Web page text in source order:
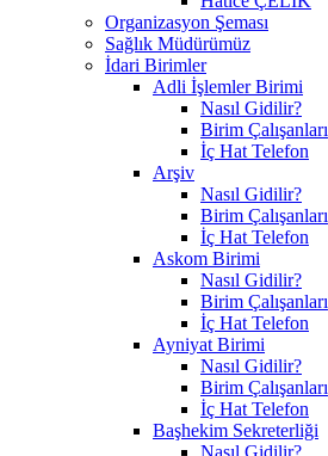
Organizasyon Şeması
Sağlık Müdürümüz
İdari Birimler
Adli İşlemler Birimi
Nasıl Gidilir?
Birim Çalışanları
İç Hat Telefon
Arşiv
Nasıl Gidilir?
Birim Çalışanları
İç Hat Telefon
Askom Birimi
Nasıl Gidilir?
Birim Çalışanları
İç Hat Telefon
Ayniyat Birimi
Nasıl Gidilir?
Birim Çalışanları
İç Hat Telefon
Başhekim Sekreterliği
Nasıl Gidilir?